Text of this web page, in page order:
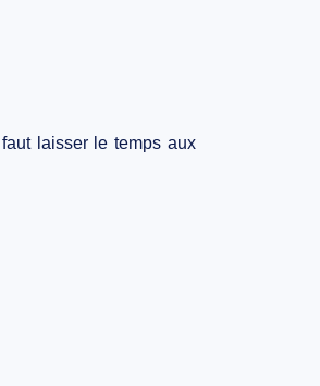
laisser le temps aux